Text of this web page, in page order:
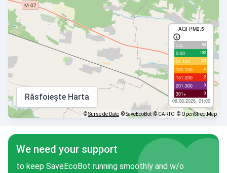
AQI PM2.5
с/д 89
0-50 192
51-100 63
101-150 4
151-200 2
201-300 0
301+ 0
08.08.2026, 01:00
Răsfoiește Harta
©Surse de Date © SaveEcoBot © CARTO © OpenStreetMap
We need your support
to keep SaveEcoBot running smoothly and w/o